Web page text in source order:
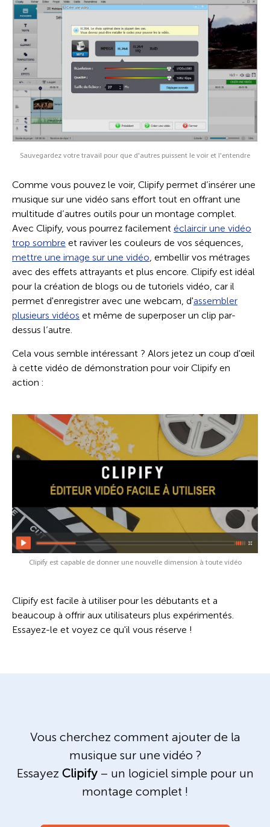
Sauvegardez votre travail pour que d'autres puissent le voir et l'entendre
Comme vous pouvez le voir, Clipify permet d’insérer une
musique sur une vidéo sans effort tout en offrant une
multitude d’autres outils pour un montage complet.
Avec Clipify, vous pourrez facilement éclaircir une vidéo
trop sombre et raviver les couleurs de vos séquences,
mettre une image sur une vidéo, embellir vos métrages
avec des effets attrayants et plus encore. Clipify est idéal
pour la création de blogs ou de tutoriels vidéo, car il
permet d'enregistrer avec une webcam, d'assembler
plusieurs vidéos et même de superposer un clip par-
dessus l’autre.
Cela vous semble intéressant ? Alors jetez un coup d'œil
à cette vidéo de démonstration pour voir Clipify en
action :
Clipify est capable de donner une nouvelle dimension à toute vidéo
Clipify est facile à utiliser pour les débutants et a
beaucoup à offrir aux utilisateurs plus expérimentés.
Essayez-le et voyez ce qu'il vous réserve !
Vous cherchez comment ajouter de la
musique sur une vidéo ?
Essayez Clipify– un logiciel simple pour un
montage complet !